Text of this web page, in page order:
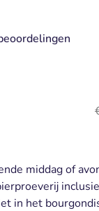
middag of
in het